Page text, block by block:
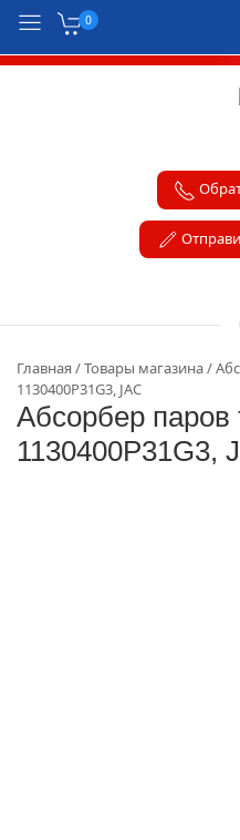
0
Главная Товары магазина
1130400P31G3, JAC
Абсорбер
1130400P31G3,